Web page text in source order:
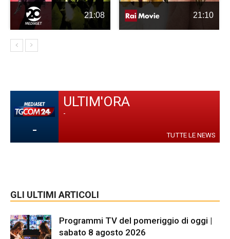
21:08 21:10
-
ULTIM'ORA
-
TUTTE LE NEWS
GLI ULTIMI ARTICOLI
Programmi TV del pomeriggio di oggi |
sabato 8 agosto 2026